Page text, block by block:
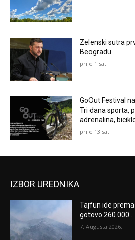
Zelenski sutra
Beogradu
prije 1 sat
GoOut Festival
Tri dana sporta,
adrenalina,
prije 13 sati
IZBOR UREDNIKA
Tajfun ide
gotovo 260.000...
7. Augusta 2026.